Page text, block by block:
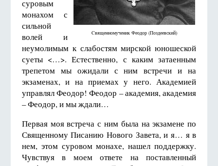
Cвященномученик Феодор (Поздеевский)
суровым
монахом с
сильной
волей и
неумолимым к слабостям мирской юношеской
суеты <…>. Естественно, с каким затаенным
трепетом мы ожидали с ним встречи и на
экзаменах, и на приемах у него. Академией
управлял Феодор! Феодор – академия, академия
– Феодор, и мы ждали…
Первая моя встреча с ним была на экзамене по
Священному Писанию Нового Завета, и я… я в
нем, этом суровом монахе, нашел поддержку.
Чувствуя в моем ответе на поставленный